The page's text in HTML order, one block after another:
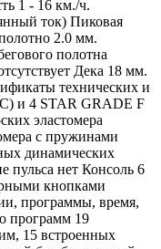
1 - 16 км./ч.
ток) Пиковая
2.0 мм.
полотна
Дека 18 мм.
технических и
и 4 STAR GRADE F
эластомера
с пружинами
динамических
пульса нет Консоль 6
кнопками
программы, время,
программ 19
15 встроенных